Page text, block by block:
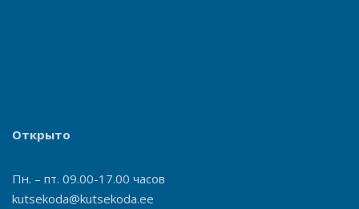
Открыто
Пн. – пт. 09.00-17.00 часов
kutsekoda@kutsekoda.ee